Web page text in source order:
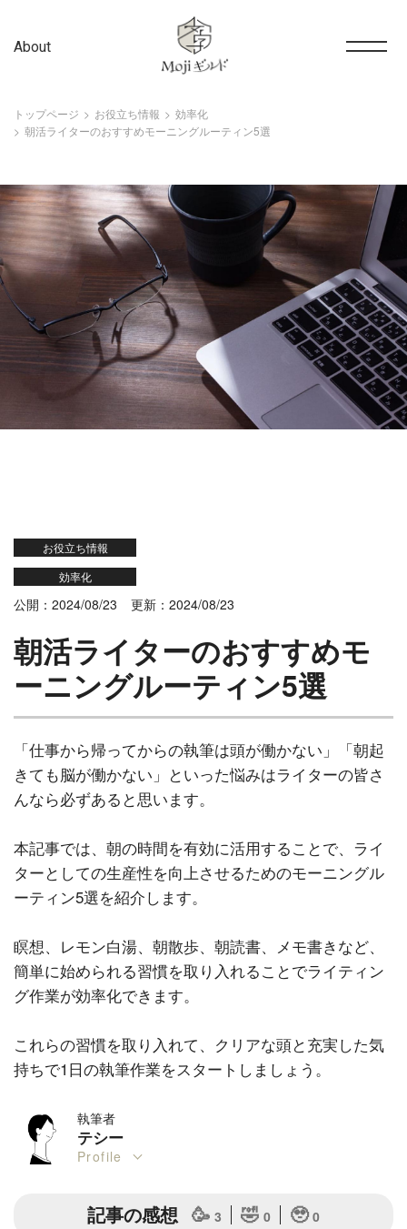
About
トップページ お役立ち情報
効率化
朝活ライターのおすすめモーニングルーティン5選
お役立ち情報
効率化
公開：2024/08/23 更新：2024/08/23
朝活ライターのおすすめモ
ーニングルーティン5選
「仕事から帰ってからの執筆は頭が働かない」「朝起
きても脳が働かない」といった悩みはライターの皆さ
んなら必ずあると思います。
本記事では、朝の時間を有効に活用することで、ライ
ターとしての生産性を向上させるためのモーニングル
ーティン5選を紹介します。
瞑想、レモン白湯、朝散歩、朝読書、メモ書きなど、
簡単に始められる習慣を取り入れることでライティン
グ作業が効率化できます。
これらの習慣を取り入れて、クリアな頭と充実した気
持ちで1日の執筆作業をスタートしましょう。
執筆者
テシー
Profile
記事の感想 🥳 3 🤣 0 🥹 0